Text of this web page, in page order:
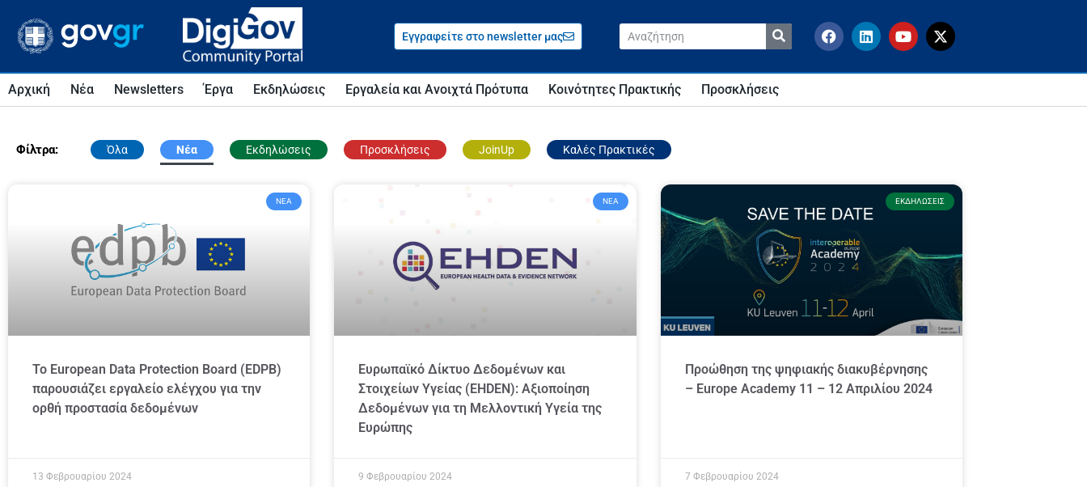
Εγγραφείτε στο newsletter μας
Αρχική Νέα Newsletters Έργα Εκδηλώσεις Εργαλεία και Ανοιχτά Πρότυπα Κοινότητες Πρακτικής Προσκλήσεις
Φίλτρα: Όλα Νέα Εκδηλώσεις Προσκλήσεις JoinUp Καλές Πρακτικές
ΝΈΑ
Το European Data Protection Board (EDPB)
παρουσιάζει εργαλείο ελέγχου για την
ορθή προστασία δεδομένων
13 Φεβρουαρίου 2024
ΝΈΑ
Ευρωπαϊκό Δίκτυο Δεδομένων και
Στοιχείων Υγείας (EHDEN): Αξιοποίηση
Δεδομένων για τη Μελλοντική Υγεία της
Ευρώπης
9 Φεβρουαρίου 2024
ΕΚΔΗΛΏΣΕΙΣ
Προώθηση της ψηφιακής διακυβέρνησης
– Europe Academy 11 – 12 Απριλίου 2024
7 Φεβρουαρίου 2024